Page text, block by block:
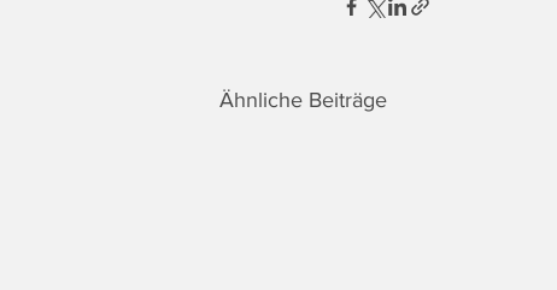
Ähnliche Beiträge